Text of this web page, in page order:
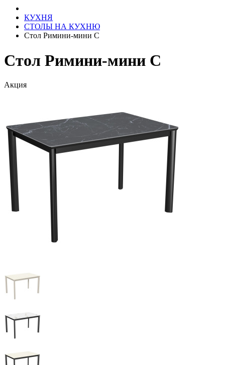
КУХНЯ
СТОЛЫ НА КУХНЮ
Стол Римини-мини С
Стол Римини-мини С
Акция